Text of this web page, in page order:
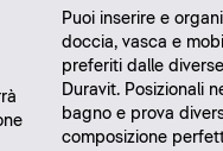
Puoi inserire e
doccia, vasca e
preferiti dalle
Duravit. Posizionali
bagno e prova
composizione